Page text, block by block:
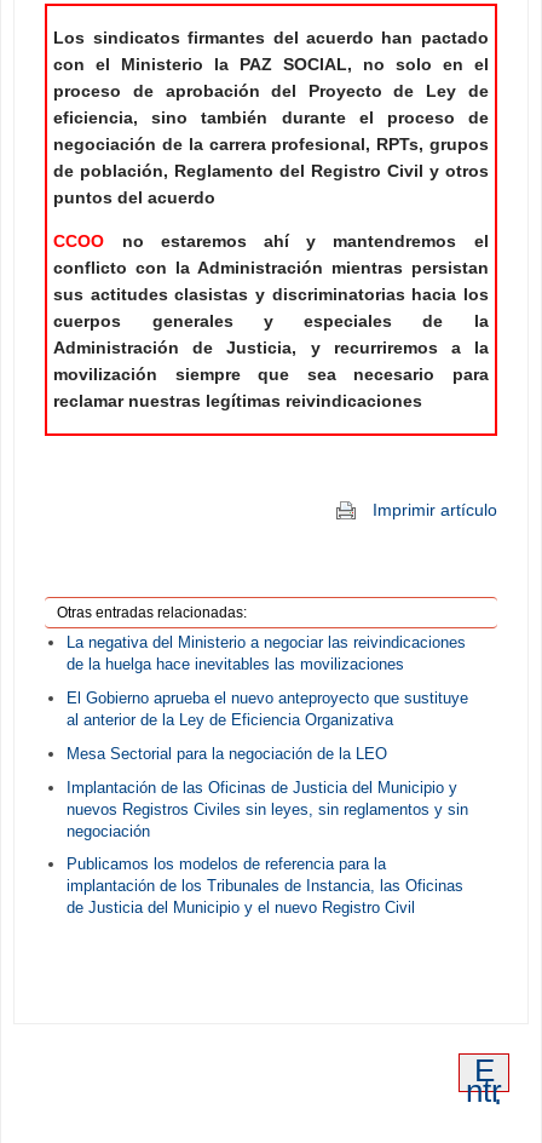
Los sindicatos firmantes del acuerdo han pactado
con el Ministerio la PAZ SOCIAL, no solo
en el
proceso de aprobación del Proyecto de Ley de
eficiencia, sino también durante el proceso de
negociación de la carrera profesional, RPTs, grupos
de población, Reglamento del Registro Civil y otros
puntos del acuerdo
CCOO no estaremos ahí y mantendremos el
conflicto con la Administración mientras persistan
sus actitudes clasistas y discriminatorias hacia los
cuerpos generales y especiales de la
Administración de Justicia, y recurriremos a la
movilización siempre que sea necesario para
reclamar nuestras legítimas reivindicaciones
Imprimir artículo
Otras entradas relacionadas:
La negativa del Ministerio a negociar las reivindicaciones
de la huelga hace inevitables las movilizaciones
El Gobierno aprueba el nuevo anteproyecto que sustituye
al anterior de la Ley de Eficiencia Organizativa
Mesa Sectorial para la negociación de la LEO
Implantación de las Oficinas de Justicia del Municipio y
nuevos Registros Civiles sin leyes, sin reglamentos y sin
negociación
Publicamos los modelos de referencia para la
implantación de los Tribunales de Instancia, las Oficinas
de Justicia del Municipio y el nuevo Registro Civil
E
ntr
ad